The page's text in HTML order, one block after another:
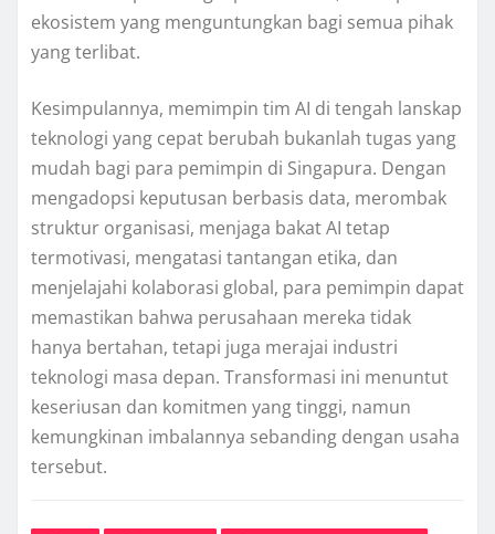
ekosistem yang menguntungkan bagi semua pihak
yang terlibat.
Kesimpulannya, memimpin tim AI di tengah lanskap
teknologi yang cepat berubah bukanlah tugas yang
mudah bagi para pemimpin di Singapura. Dengan
mengadopsi keputusan berbasis data, merombak
struktur organisasi, menjaga bakat AI tetap
termotivasi, mengatasi tantangan etika, dan
menjelajahi kolaborasi global, para pemimpin dapat
memastikan bahwa perusahaan mereka tidak
hanya bertahan, tetapi juga merajai industri
teknologi masa depan. Transformasi ini menuntut
keseriusan dan komitmen yang tinggi, namun
kemungkinan imbalannya sebanding dengan usaha
tersebut.